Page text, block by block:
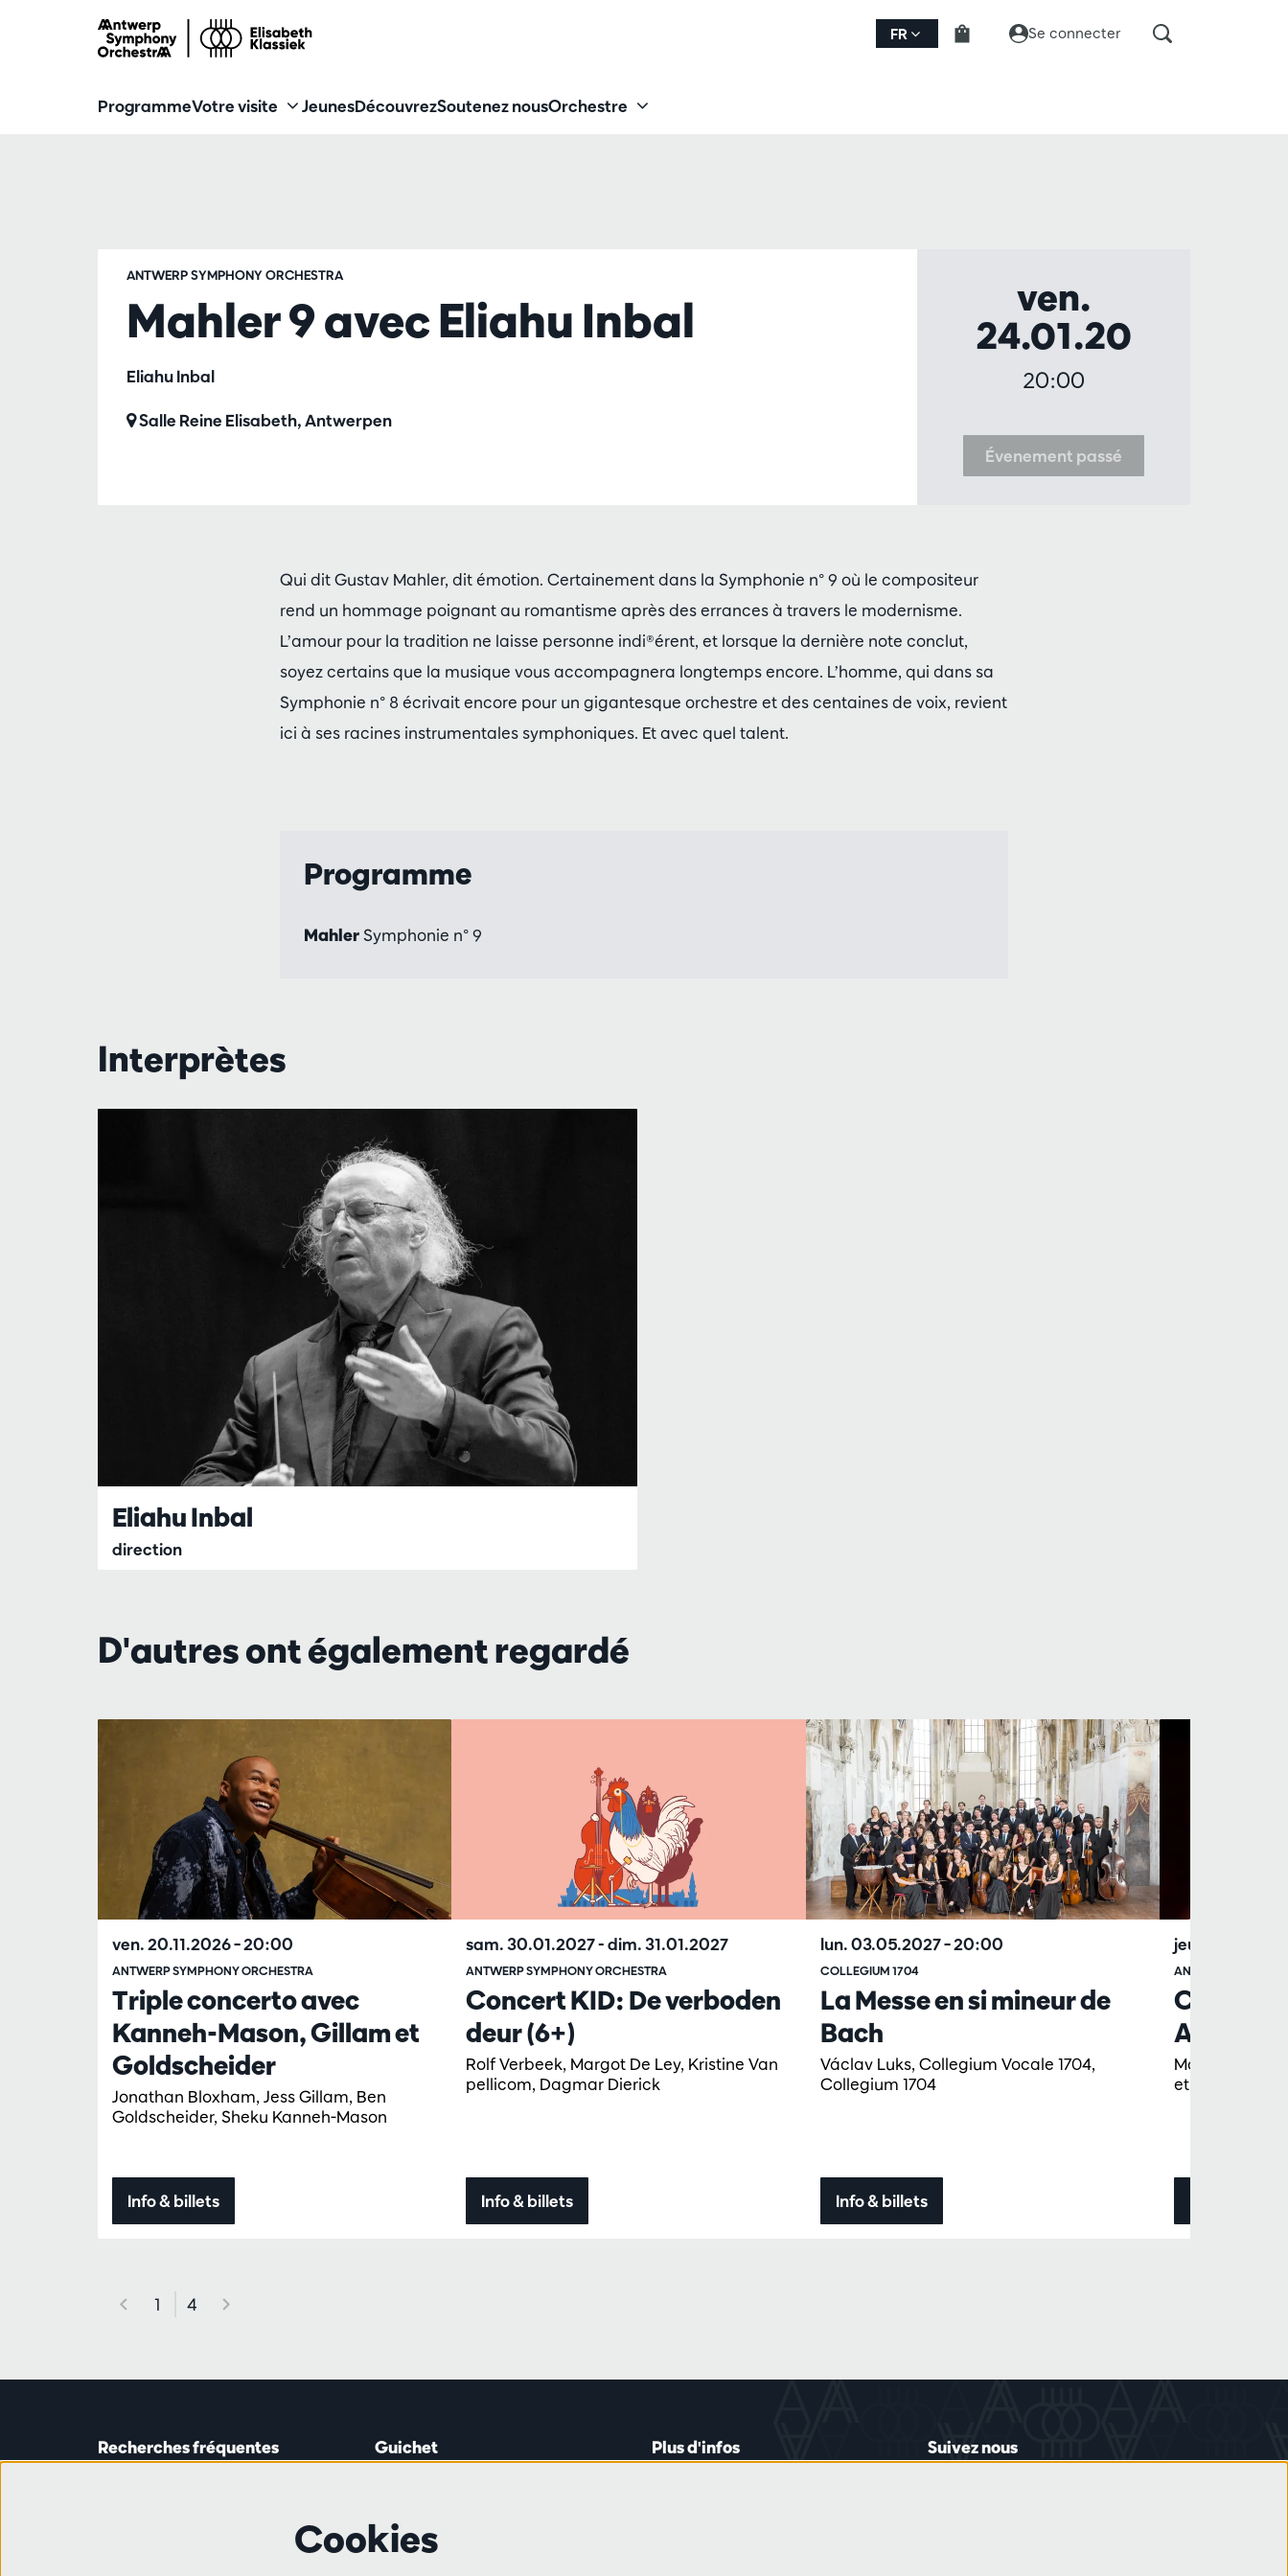
FR Se connecter
ProgrammeVotre visite JeunesDécouvrezSoutenez nousOrchestre
Mahler 9 avec Eliahu Inbal
Eliahu Inbal
ANTWERP SYMPHONY ORCHESTRA
Salle Reine Elisabeth, Antwerpen
ven.
24.01.20
20:00
Évenement passé
Qui dit Gustav Mahler, dit émotion. Certainement dans la Symphonie n° 9 où le compositeur
rend un hommage poignant au romantisme après des errances à travers le modernisme.
L’amour pour la tradition ne laisse personne indi®érent, et lorsque la dernière note conclut,
soyez certains que la musique vous accompagnera longtemps encore. L’homme, qui dans sa
Symphonie n° 8 écrivait encore pour un gigantesque orchestre et des centaines de voix, revient
ici à ses racines instrumentales symphoniques. Et avec quel talent.
Programme
MahlerSymphonie n° 9
Interprètes
Eliahu Inbal
direction
D'autres ont également regardé
Triple concerto avec
Kanneh-Mason, Gillam et
Goldscheider
Jonathan Bloxham, Jess Gillam, Ben
Goldscheider, Sheku Kanneh-Mason
ANTWERP SYMPHONY ORCHESTRA
ven. 20.11.2026– 20:00
Info & billets
Concert KID: De verboden
deur (6+)
Rolf Verbeek, Margot De Ley, Kristine Van
pellicom, Dagmar Dierick
ANTWERP SYMPHONY ORCHESTRA
sam. 30.01.2027-dim. 31.01.2027
Info & billets
La Messe en si mineur de
Bach
Václav Luks, Collegium Vocale 1704,
Collegium 1704
COLLEGIUM 1704
lun. 03.05.2027– 20:00
Info & billets
Concert
Albrecht
Marc
et chœur
ANTWERP
jeu.
1 4
Recherches fréquentes
Travailler à l'Antwerp Symphony
Guichet
de 14h00 à 16h45
Plus d'infos Suivez nous
Cookies